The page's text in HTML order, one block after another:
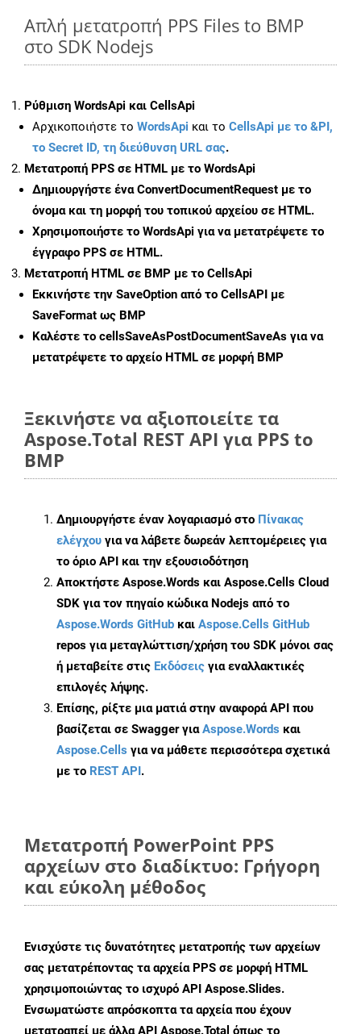
Απλή μετατροπή PPS Files to BMP
στο SDK Nodejs
Ρύθμιση WordsApi και CellsApi
Αρχικοποιήστε το WordsApi και το CellsApi με το &PI,
το Secret ID, τη διεύθυνση URL σας.
Μετατροπή PPS σε HTML με το WordsApi
Δημιουργήστε έναConvertDocumentRequest με το
όνομα και τη μορφή του τοπικού αρχείου σε HTML.
Χρησιμοποιήστε το WordsApi για να μετατρέψετε το
έγγραφο PPS σε HTML.
Μετατροπή HTML σε BMP με το CellsApi
Εκκινήστε την SaveOption από το CellsAPI με
SaveFormat ως BMP
Καλέστε το cellsSaveAsPostDocumentSaveAs για να
μετατρέψετε το αρχείο HTML σε μορφή BMP
Ξεκινήστε να αξιοποιείτε τα
Aspose.Total REST API για PPS to
BMP
Δημιουργήστε έναν λογαριασμό στο Πίνακας
ελέγχου για να λάβετε δωρεάν λεπτομέρειες για
το όριο API και την εξουσιοδότηση
Αποκτήστε Aspose.Words και Aspose.Cells Cloud
SDK για τον πηγαίο κώδικα Nodejs από το
Aspose.Words GitHub και Aspose.Cells GitHub
repos για μεταγλώττιση/χρήση του SDK μόνοι σας
ή μεταβείτε στις Εκδόσεις για εναλλακτικές
επιλογές λήψης.
Επίσης, ρίξτε μια ματιά στην αναφορά API που
βασίζεται σε Swagger γιαAspose.Words και
Aspose.Cells για να μάθετε περισσότερα σχετικά
με το REST API.
Μετατροπή PowerPoint PPS
αρχείων στο διαδίκτυο: Γρήγορη
και εύκολη μέθοδος
Ενισχύστε τις δυνατότητες μετατροπής των αρχείων
σας μετατρέποντας τα αρχεία PPS σε μορφή HTML
χρησιμοποιώντας το ισχυρό API Aspose.Slides.
Ενσωματώστε απρόσκοπτα τα αρχεία που έχουν
μετατραπεί με άλλα API Aspose.Total όπως το